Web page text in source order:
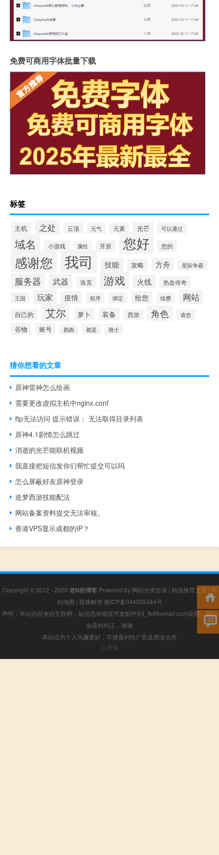
免费可商用字体批量下载
标签
主机 之处 云顶 元气 元素 光芒 可以通过
域名 小游戏 属性 开原 您好 您的
感谢您 我司 技能 攻略 方舟 星际争霸
服务器 武器 洛克 游戏 火线 热血传奇
王国 玩家 疫情 程序 绑定 给您 续费 网站
自己的 艾尔 萝卜 装备 西游 角色 请您
谷物 账号 跑跑 都是 骑士
猜你想看的文章
原神雷神怎么绘画
需要更改虚拟主机中nginx.conf
ftp无法访问 提示错误： 无法取得目录列表
原神4.1剧情怎么跳过
消逝的光芒能联机视频
我直接把短信发你们帮忙提交可以吗
怎么屏蔽好友原神登录
造梦西游技能配法
网站备案资料提交无法审核。
香港VPS显示成都的IP？
Copyright © 2012 - 2026 老N的博客Powered by 网站分类目录 | 精选推荐文章 | 网
站地图 | 疑难解答 陕ICP备044335344号
声明：本站内容来自互联网，如信息有错误可发邮件到f_fb#foxmail.com说明，我们
会及时纠正，谢谢
本站仅为个人兴趣爱好，不接盈利性广告及商业合作
小男孩